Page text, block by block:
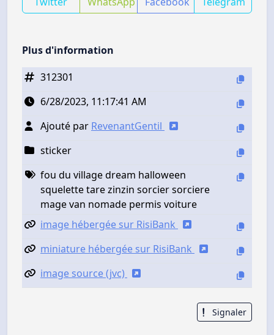
Plus d'information
312301
6/28/2023, 11:17:41 AM
Ajouté par RevenantGentil
sticker
fou du village dream halloween
squelette tare zinzin sorcier sorciere
mage van nomade permis voiture
image hébergée sur RisiBank
miniature hébergée sur RisiBank
image source (jvc)
Signaler